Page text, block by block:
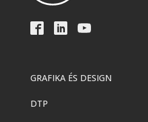
GRAFIKA ÉS DESIGN
DTP